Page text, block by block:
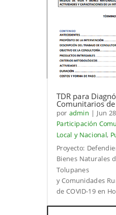
TDR para
Comunitarios de
por admin | Jun
Participación
Local y Nacional,
Proyecto:
Bienes Naturales
Tolupanes
y Comunidades
de COVID-19 en